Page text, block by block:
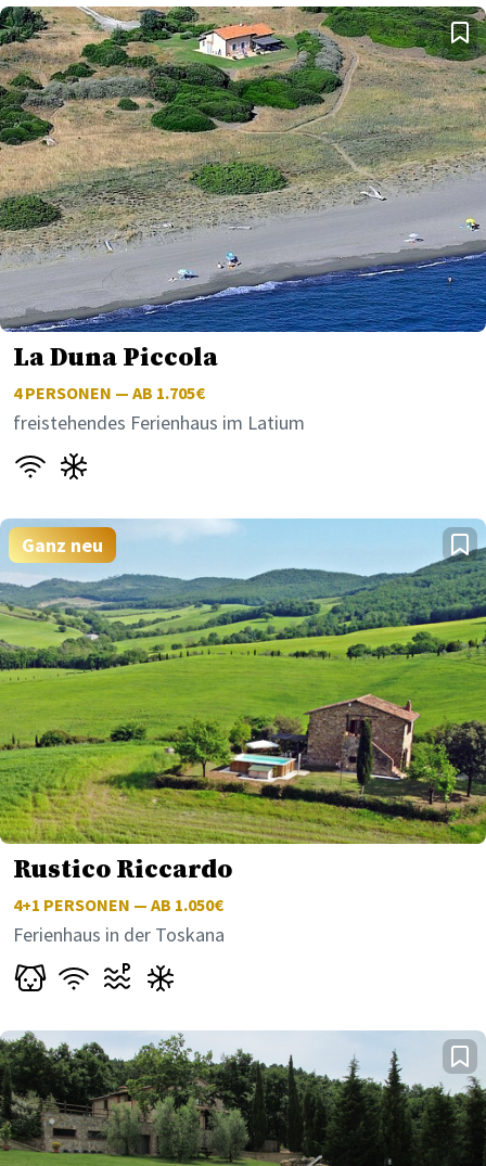
La Duna Piccola
4PERSONEN — AB 1.705€
freistehendes Ferienhaus im Latium
Ganz neu
Rustico Riccardo
4+1 PERSONEN — AB 1.050€
Ferienhaus in der Toskana